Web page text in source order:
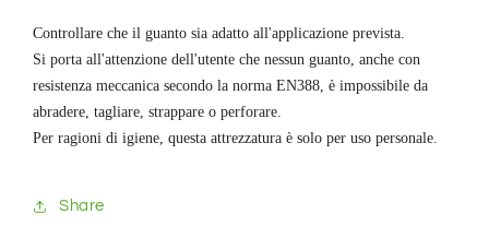
Controllare che il guanto sia adatto all'applicazione prevista.
Si porta all'attenzione dell'utente che nessun guanto, anche con
resistenza meccanica secondo la norma EN388, è impossibile da
abradere, tagliare, strappare o perforare.
Per ragioni di igiene, questa attrezzatura è solo per uso personale.
Share